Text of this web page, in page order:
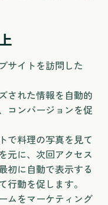
サイトを訪問した
された情報を自動的
コンバージョンを促
で料理の写真を見て
元に、次回アクセス
初に自動で表示する
行動を促します。
ムをマーケティング